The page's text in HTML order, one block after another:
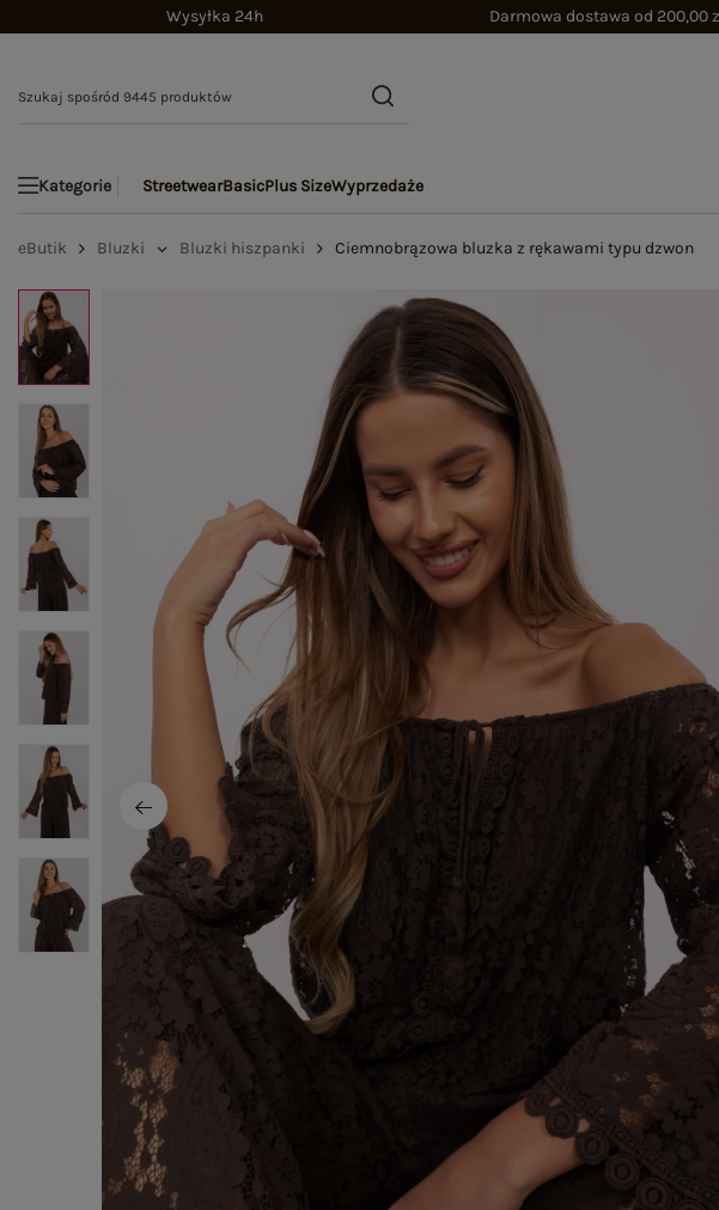
Wysyłka 24h Darmowa dostawa od 200,00
Kategorie StreetwearBasicPlus SizeWyprzedaże
eButik Bluzki Bluzki hiszpanki Ciemnobrązowa bluzka z rękawami typu dzwon